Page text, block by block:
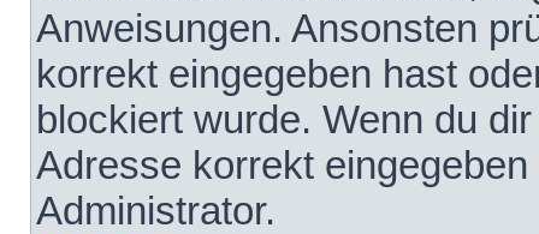
Anweisungen. Ansonsten
korrekt eingegeben hast
blockiert wurde. Wenn du
Adresse korrekt
Administrator.